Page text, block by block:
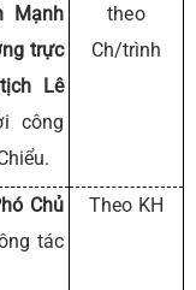
Mạnh
trực
Lê
công
theo
Ch/trình
Chủ
tác
Theo KH